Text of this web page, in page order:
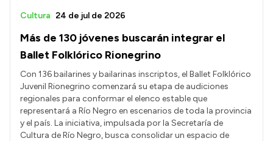
Más de 130 jóvenes buscarán integrar el
Ballet Folklórico Rionegrino
Cultura 24 de jul de 2026
Con 136 bailarines y bailarinas inscriptos, el Ballet Folklórico
Juvenil Rionegrino comenzará su etapa de audiciones
regionales para conformar el elenco estable que
representará a Río Negro en escenarios de toda la provincia
y el país. La iniciativa, impulsada por la Secretaría de
Cultura de Río Negro, busca consolidar un espacio de